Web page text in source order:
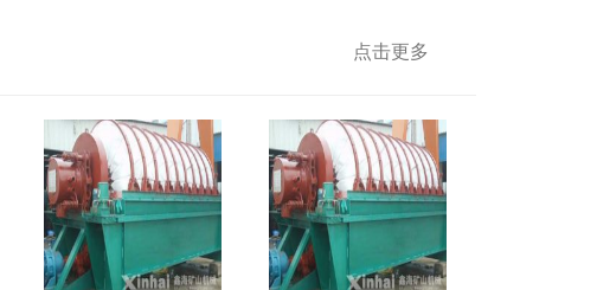
点击更多